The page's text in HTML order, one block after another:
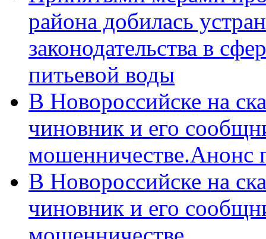
района добилась
законодательства в
питьевой воды
В Новороссийске на
чиновник и его
мошенничестве.Анонс
В Новороссийске на
чиновник и его